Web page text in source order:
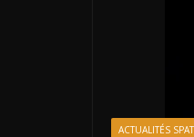
ACTUALITÉS